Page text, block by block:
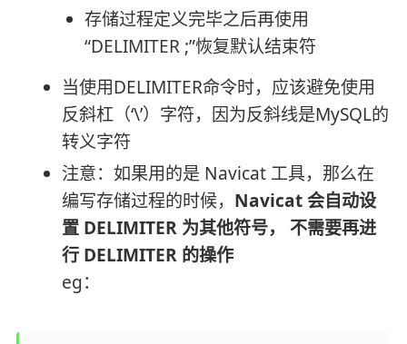
存储过程定义完毕之后再使用
“DELIMITER ;”恢复默认结束符
当使用DELIMITER命令时，应该避免使用
反斜杠（‘\’）字符，因为反斜线是MySQL的
转义字符
注意：如果用的是 Navicat 工具，那么在
编写存储过程的时候， Navicat 会自动设
置 DELIMITER 为其他符号， 不需要再进
行 DELIMITER 的操作
eg：